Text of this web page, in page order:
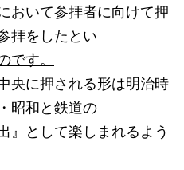
おいて参拝者に向けて押
拝をしたとい
です。
央に押される形は明治時
昭和と鉄道の
』として楽しまれるよう